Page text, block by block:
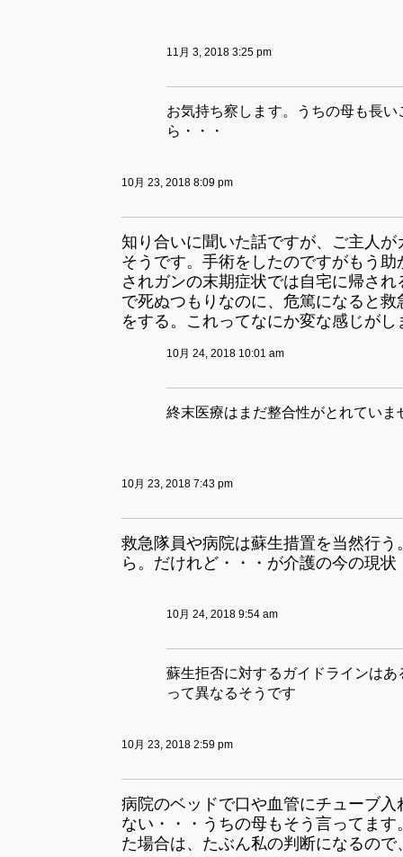
11月 3, 2018 3:25 pm
お気持ち察します。うちの母も長
ら・・・
10月 23, 2018 8:09 pm
知り合いに聞いた話ですが、ご主人が
そうです。手術をしたのですがもう助
されガンの末期症状では自宅に帰さ
で死ぬつもりなのに、危篤になると救
をする。これってなにか変な感じがし
10月 24, 2018 10:01 am
終末医療はまだ整合性がとれていま
10月 23, 2018 7:43 pm
救急隊員や病院は蘇生措置を当然行う
ら。だけれど・・・が介護の今の現状
10月 24, 2018 9:54 am
蘇生拒否に対するガイドラインは
って異なるそうです
10月 23, 2018 2:59 pm
病院のベッドで口や血管にチューブ入
ない・・・うちの母もそう言ってます
た場合は、たぶん私の判断になるので